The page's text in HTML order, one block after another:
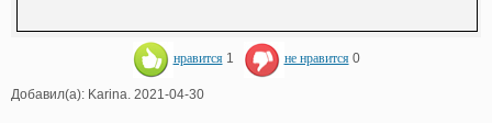
нравится 1 не нравится 0
Добавил(а): Karina. 2021-04-30